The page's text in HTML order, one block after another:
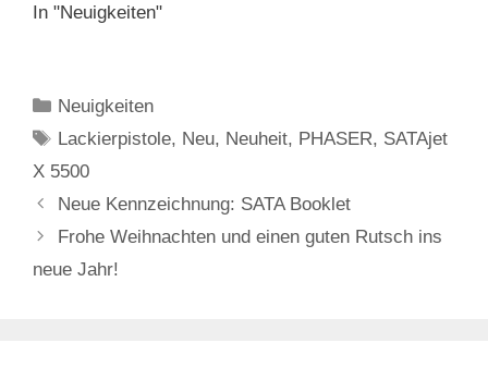
In "Neuigkeiten"
Kategorien
Neuigkeiten
Schlagwörter
Lackierpistole, Neu, Neuheit, PHASER, SATAjet
X 5500
Neue Kennzeichnung: SATA Booklet
Frohe Weihnachten und einen guten Rutsch ins
neue Jahr!